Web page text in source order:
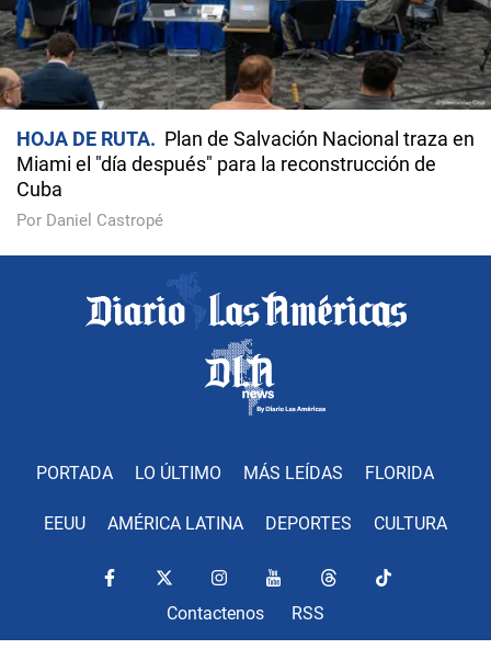
HOJA DE RUTA
Plan de Salvación Nacional traza en
Miami el "día después" para la reconstrucción de
Cuba
Por Daniel Castropé
PORTADA LO ÚLTIMO MÁS LEÍDAS FLORIDA
EEUU AMÉRICA LATINA DEPORTES CULTURA
Contactenos RSS